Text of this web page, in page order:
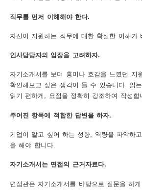
직무를 먼저 이해해야 한다.
자신이 지원하는 직무에 대한 확실한 이해가
인사담당자의 입장을 고려하자.
자기소개서를 보며 흥미나 호감을 느꼈던 지
확인해보고 싶은 생각이 들 수 있습니다. 읽
읽기 편하게, 요점을 정확히 강조하여 작성합
주어진 항목에 적합한 답변을 하자.
기업이 알고 싶어 하는 성향, 역량을 파악하
을 해야 합니다.
자기소개서는 면접의 근거자료다.
면접관은 자기소개서를 바탕으로 질문을 하
도
우
미